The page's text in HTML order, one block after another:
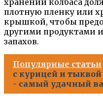
хранении колбаса
плотную пленку или
крышкой, чтобы
другими продуктами
запахов.
Популярные статьи
с курицей и
- самый удачный